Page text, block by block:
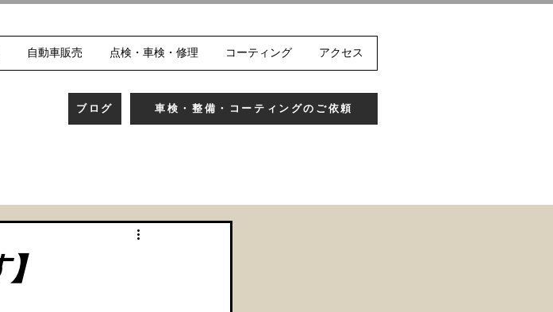
自動車販売 点検・車検・修理 コーティング アクセス
ブログ 車検・整備・コーティングのご依頼